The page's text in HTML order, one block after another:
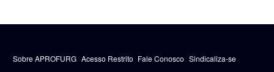
Sobre APROFURG Acesso Restrito Fale Conosco Sindicaliza-se